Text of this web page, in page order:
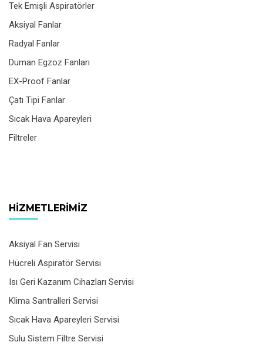
Tek Emişli Aspiratörler
Aksiyal Fanlar
Radyal Fanlar
Duman Egzoz Fanları
EX-Proof Fanlar
Çatı Tipi Fanlar
Sıcak Hava Apareyleri
Filtreler
HIZMETLERIMIZ
Aksiyal Fan Servisi
Hücreli Aspiratör Servisi
Isı Geri Kazanım Cihazları Servisi
Klima Santralleri Servisi
Sıcak Hava Apareyleri Servisi
Sulu Sistem Filtre Servisi